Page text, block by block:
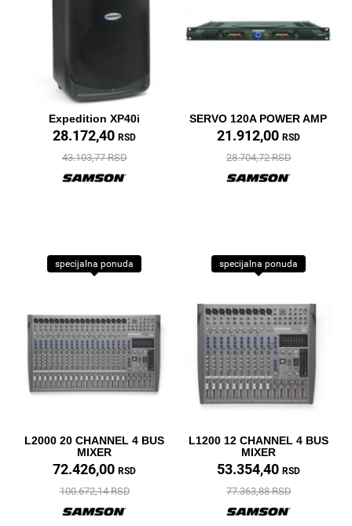
Expedition XP40i
28.172,40 RSD
43.103,77 RSD
SERVO 120A POWER AMP
21.912,00 RSD
28.704,72 RSD
specijalna ponuda
L2000 20 CHANNEL 4 BUS
MIXER
72.426,00 RSD
100.672,14 RSD
specijalna ponuda
L1200 12 CHANNEL 4 BUS
MIXER
53.354,40 RSD
77.363,88 RSD